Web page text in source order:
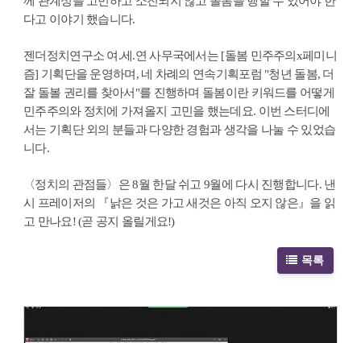
다고 이야기 했습니다.
젠더정치연구소 여.세.연 사무국에서는 [돌봄 민주주의x페미니
즘] 기획단을 운영하며, 네 차례의 연속기획포럼 "청년 돌봄, 더
잘 돌볼 권리를 찾아서"를 진행하며 돌봄이란 키워드를 어떻게
민주주의와 정치에 가져올지 고민을 했는데요. 이번 스터디에
서는 기획단 외의 분들과 다양한 경험과 생각을 나눌 수 있었습
니다.
〈정치의 관점들〉은 8월 한달 쉬고 9월에 다시 진행합니다. 낸
시 프레이저의 『낡은 것은 가고 새것은 아직 오지 않은』을 읽
고 만나요! (곧 공지 올릴게요!)
목록